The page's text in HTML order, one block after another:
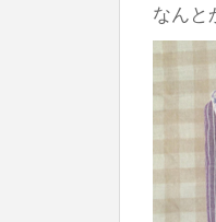
は
なんと